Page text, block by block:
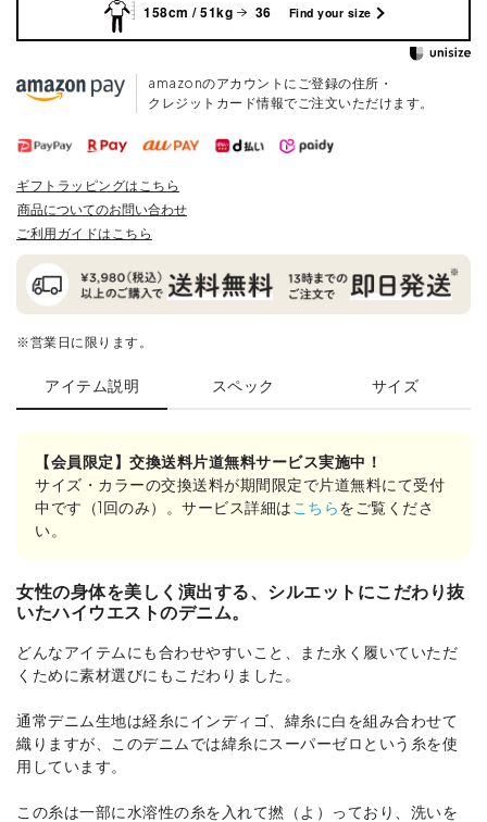
158cm / 51kg 36 Find your size
amazonのアカウントにご登録の住所・
クレジットカード情報でご注文いただけます。
ギフトラッピングはこちら
商品についてのお問い合わせ
ご利用ガイドはこちら
※営業日に限ります。
アイテム説明 スペック サイズ
【会員限定】交換送料片道無料サービス実施中！
サイズ・カラーの交換送料が期間限定で片道無料にて受付
中です（1回のみ）。サービス詳細は こちらをご覧くださ
い。
女性の身体を美しく演出する、シルエットにこだわり抜
いたハイウエストのデニム。
どんなアイテムにも合わせやすいこと、また永く履いていただ
くために素材選びにもこだわりました。
通常デニム生地は経糸にインディゴ、緯糸に白を組み合わせて
織りますが、このデニムでは緯糸にスーパーゼロという糸を使
用しています。
この糸は一部に水溶性の糸を入れて撚（よ）っており、洗いを